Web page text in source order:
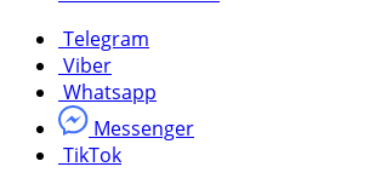
Telegram
Viber
Whatsapp
Messenger
TikTok